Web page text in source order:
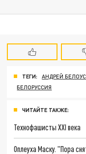
ТЕГИ: АНДРЕЙ
БЕЛОРУССИЯ
ЧИТАЙТЕ ТАКЖЕ:
Технофашисты XXI века
Оплеуха Маску. "Пора